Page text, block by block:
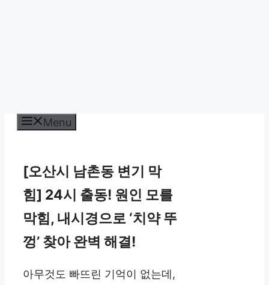
Menu
[오산시 남촌동 변기 막
힘] 24시 출동! 원인 모를
막힘, 내시경으로 ‘치약 뚜
껑’ 찾아 완벽 해결!
아무것도 빠뜨린 기억이 없는데,